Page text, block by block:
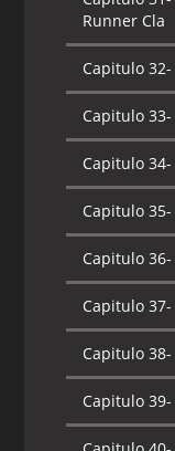
Runner Cla
Capitulo 32-
Capitulo 33-
Capitulo 34-
Capitulo 35-
Capitulo 36-
Capitulo 37-
Capitulo 38-
Capitulo 39-